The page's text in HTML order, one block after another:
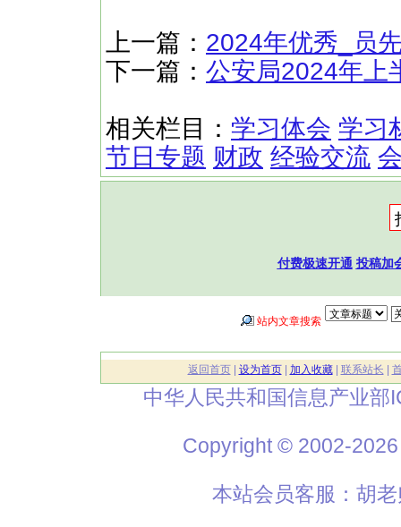
上一篇： 2024年优秀_员
下一篇： 公安局2024年上
相关栏目： 学习体会 学习
节日专题 财政 经验交流
付费极速开通 投稿加
站内文章搜索
返回首页| 设为首页| 加入收藏| 联系站长
中华人民共和国信息产业部
Copyright © 2002-
本站会员客服：胡